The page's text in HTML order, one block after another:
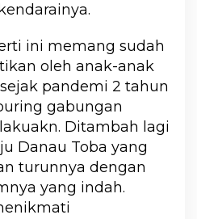
ini memang sudah
oleh anak-anak
pandemi 2 tahun
gabungan
Ditambah lagi
Danau Toba yang
turunnya dengan
yang indah.